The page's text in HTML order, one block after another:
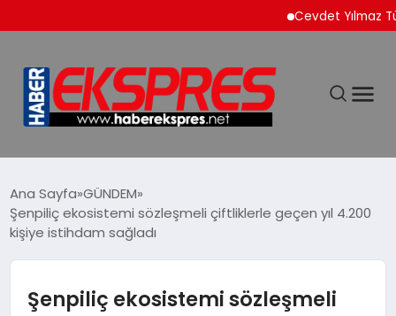
Cevdet Yılmaz
EKONOMİ
SİYASET
Ana Sayfa GÜNDEM
Şenpiliç ekosistemi sözleşmeli çiftliklerle geçen yıl 4.200
kişiye istihdam sağladı
Şenpiliç ekosistemi sözleşmeli